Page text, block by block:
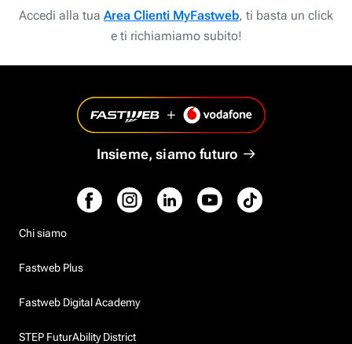
Accedi alla tua Area Clienti MyFastweb, ti basta un click
e ti richiamiamo subito!
Insieme, siamo futuro
Chi siamo
Fastweb Plus
Fastweb Digital Academy
STEP FuturAbility District